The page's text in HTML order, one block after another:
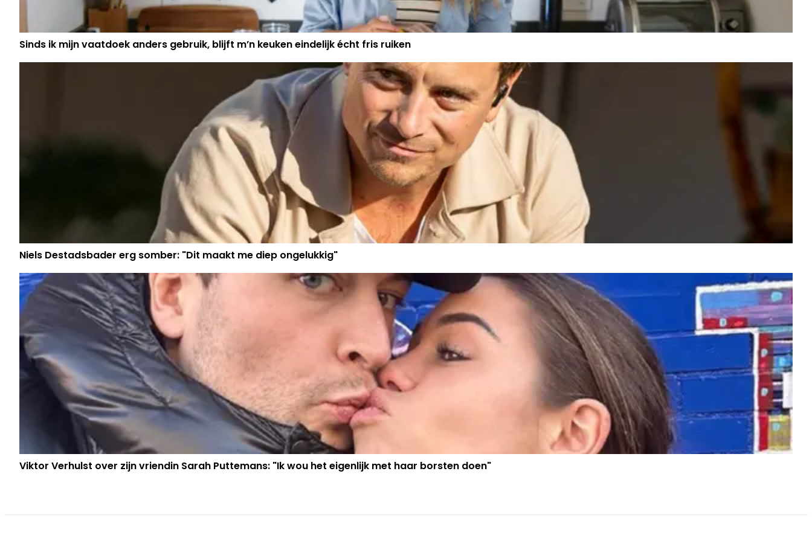
Sinds ik mijn vaatdoek anders gebruik, blijft m’n keuken eindelijk écht fris ruiken
Niels Destadsbader erg somber: "Dit maakt me diep ongelukkig"
Viktor Verhulst over zijn vriendin Sarah Puttemans: "Ik wou het eigenlijk met haar borsten doen"